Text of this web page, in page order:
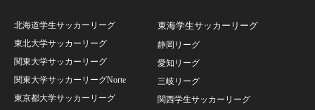
北海道学生サッカーリーグ
東北大学サッカーリーグ
関東大学サッカーリーグ
関東大学サッカーリーグNorte
東京都大学サッカーリーグ
東海学生サッカーリーグ
静岡リーグ
愛知リーグ
三岐リーグ
関西学生サッカーリーグ